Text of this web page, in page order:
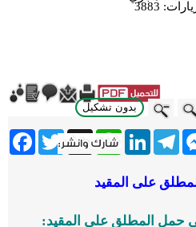
3883
بدون تشكيل
Twitter X
WhatsApp
LinkedInTelegram
على المقيد
حمل المطلق على المقيد: